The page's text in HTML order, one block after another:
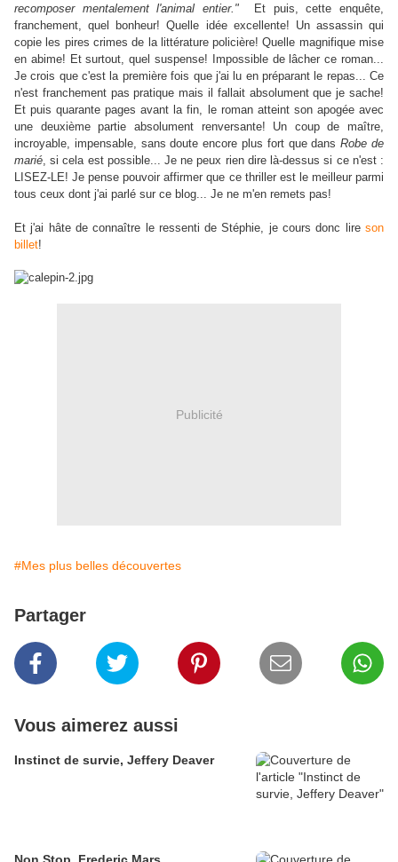
recomposer mentalement l'animal entier."Et puis, cette enquête,
franchement, quel bonheur! Quelle idée excellente! Un assassin qui
copie les pires crimes de la littérature policière! Quelle magnifique mise
en abime! Et surtout, quel suspense! Impossible de lâcher ce roman...
Je crois que c'est la première fois que j'ai lu en préparant le repas... Ce
n'est franchement pas pratique mais il fallait absolument que je sache!
Et puis quarante pages avant la fin, le roman atteint son apogée avec
une deuxième partie absolument renversante! Un coup de maître,
incroyable, impensable, sans doute encore plus fort que dansRobe de
marié, si cela est possible... Je ne peux rien dire là-dessus si ce n'est :
LISEZ-LE! Je pense pouvoir affirmer que ce thriller est le meilleur parmi
tous ceux dont j'ai parlé sur ce blog... Je ne m'en remets pas!
Et j'ai hâte de connaître le ressenti de Stéphie, je cours donc lire son
billet!
Publicité
#Mes plus belles découvertes
Partager
Vous aimerez aussi
Instinct de survie, Jeffery Deaver